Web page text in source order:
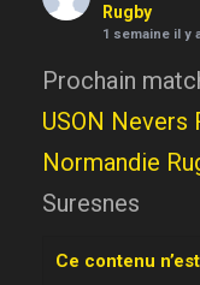
Rugby
1 semaine il y
Prochain
USON Nevers
Normandie
Suresnes
Ce contenu